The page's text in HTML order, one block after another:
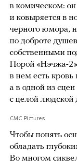
в комическом: он
и ковыряется в
черного юмора,
по доброте
собственными
Порой «Нэчжа-
в нем есть кровь
а в одной из
с целой людской
CMC Pictures
Чтобы понять
обладать
Во многом